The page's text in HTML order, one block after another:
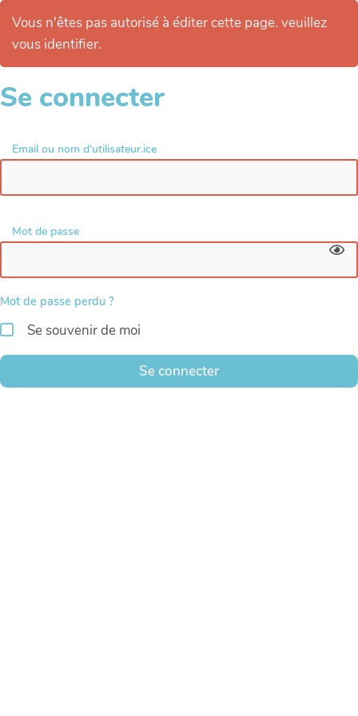
Vous n'êtes pas autorisé à éditer cette page. veuillez
vous identifier.
Se connecter
Email ou nom d'utilisateur.ice
Mot de passe
Mot de passe perdu ?
Se souvenir de moi
Se connecter